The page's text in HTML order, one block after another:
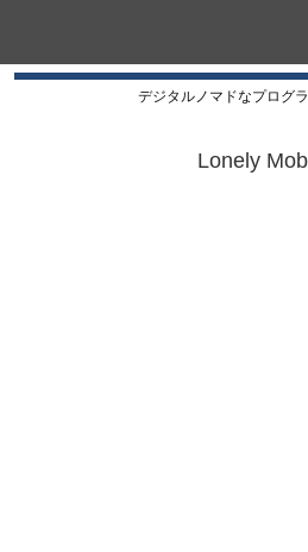
デジタルノマドなプログ
Lonely